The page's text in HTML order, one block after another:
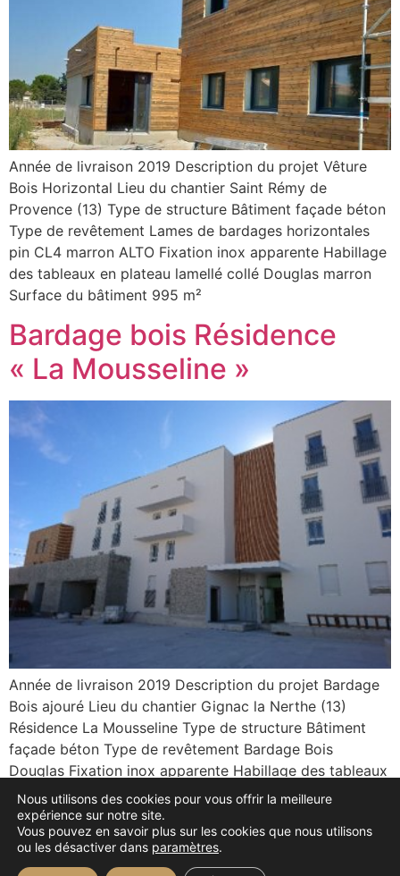
Année de livraison 2019 Description du projet Vêture
Bois Horizontal Lieu du chantier Saint Rémy de
Provence (13) Type de structure Bâtiment façade béton
Type de revêtement Lames de bardages horizontales
pin CL4 marron ALTO Fixation inox apparente Habillage
des tableaux en plateau lamellé collé Douglas marron
Surface du bâtiment 995 m²
Bardage bois Résidence
« La Mousseline »
Année de livraison 2019 Description du projet Bardage
Bois ajouré Lieu du chantier Gignac la Nerthe (13)
Résidence La Mousseline Type de structure Bâtiment
façade béton Type de revêtement Bardage Bois
Douglas Fixation inox apparente Habillage des tableaux
et des linteaux Pare pluie anti UV noir Surface du
bâtiment 1 530m² Architecte Atelier d’Architectes Ri2L
←plus ancien
Nous utilisons des cookies pour vous offrir la meilleure
expérience sur notre site.
Vous pouvez en savoir plus sur les cookies que nous utilisons
ou les désactiver dans paramètres.